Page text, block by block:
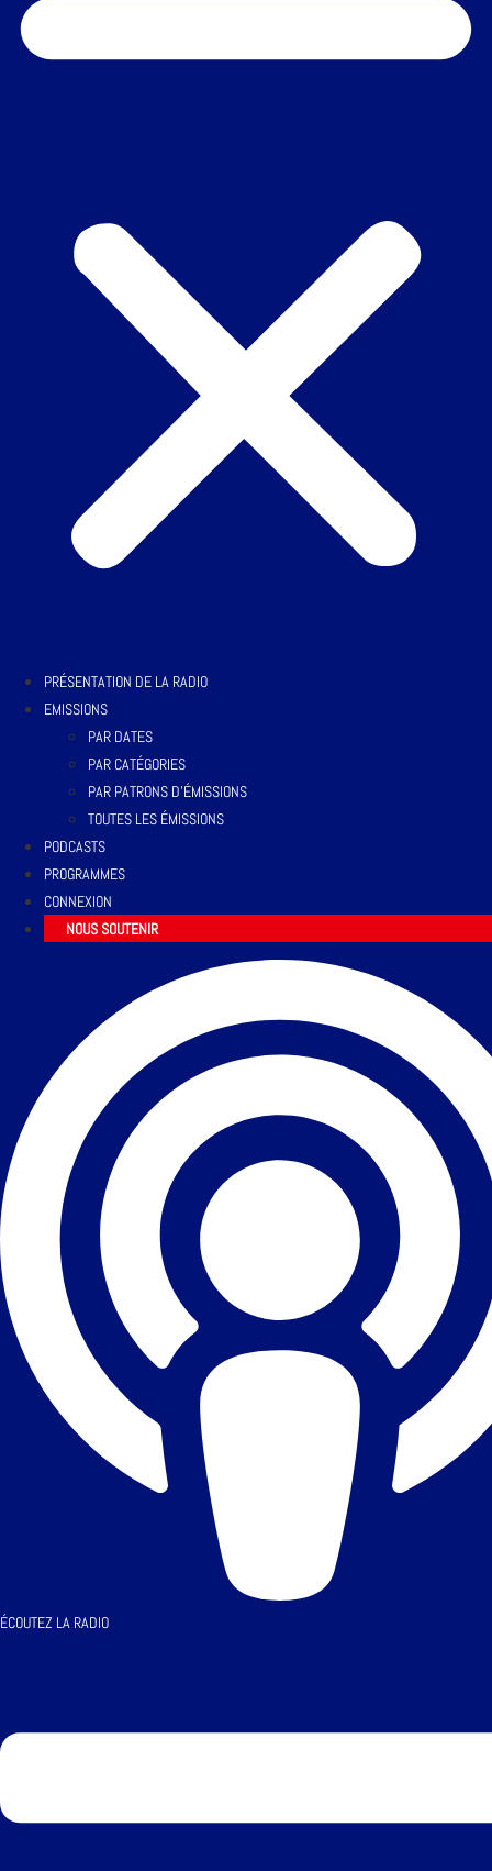
PRÉSENTATION DE LA RADIO
EMISSIONS
PAR DATES
PAR CATÉGORIES
PAR PATRONS D’ÉMISSIONS
TOUTES LES ÉMISSIONS
PODCASTS
PROGRAMMES
CONNEXION
NOUS SOUTENIR
ÉCOUTEZ LA RADIO